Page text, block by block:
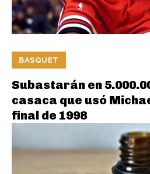
BASQUET
Subastarán en
casaca que usó
final de 1998